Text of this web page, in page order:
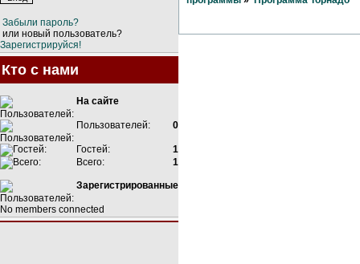
Забыли пароль?
или новый пользователь?
Зарегистрируйся!
Кто с нами
На сайте
Пользователей: 0
Гостей:
1
Всего:
1
Зарегистрированные
No members connected